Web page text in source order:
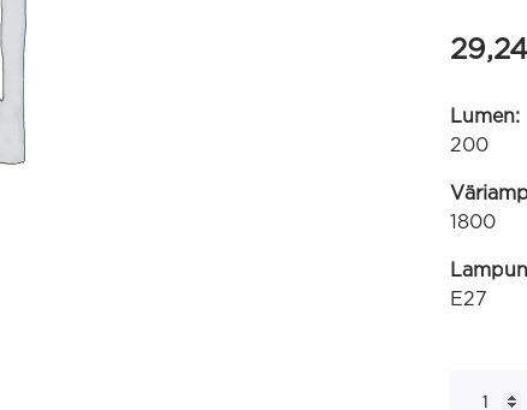
29,24
Lumen:
200
1800
E27
Organic